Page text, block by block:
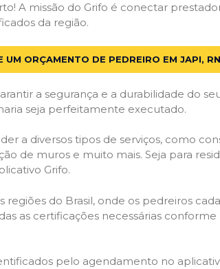
A missão do Grifo é conectar
da região.
UM ORÇAMENTO DE PEDREIRO EM JAPI, RN
a segurança e a durabilidade do
seja perfeitamente executado.
a diversos tipos de serviços, como
de muros e muito mais. Seja para
Grifo.
do Brasil, onde os pedreiros
as certificações necessárias
pelo agendamento no